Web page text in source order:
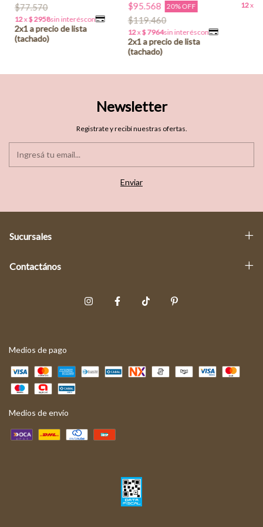
$77.570 $95.568 20% OFF
$119.460
Newsletter
Registrate y recibí nuestras ofertas.
Sucursales
Contactános
Medios de pago
Medios de envío